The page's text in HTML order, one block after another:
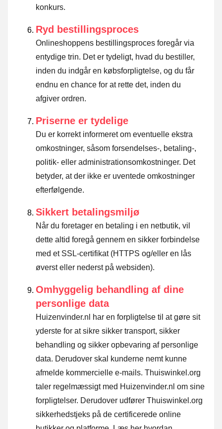
konkurs.
Ryd bestillingsproces
Onlineshoppens bestillingsproces foregår via
entydige trin. Det er tydeligt, hvad du bestiller,
inden du indgår en købsforpligtelse, og du får
endnu en chance for at rette det, inden du
afgiver ordren.
Priserne er tydelige
Du er korrekt informeret om eventuelle ekstra
omkostninger, såsom forsendelses-, betaling-,
politik- eller administrationsomkostninger. Det
betyder, at der ikke er uventede omkostninger
efterfølgende.
Sikkert betalingsmiljø
Når du foretager en betaling i en netbutik, vil
dette altid foregå gennem en sikker forbindelse
med et SSL-certifikat (HTTPS og/eller en lås
øverst eller nederst på websiden).
Omhyggelig behandling af dine
personlige data
Huizenvinder.nl har en forpligtelse til at gøre sit
yderste for at sikre sikker transport, sikker
behandling og sikker opbevaring af personlige
data. Derudover skal kunderne nemt kunne
afmelde kommercielle e-mails. Thuiswinkel.org
taler regelmæssigt med Huizenvinder.nl om sine
forpligtelser. Derudover udfører Thuiswinkel.org
sikkerhedstjeks på de certificerede online